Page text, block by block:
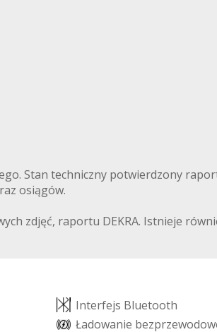
Stan techniczny potwierdzony
osiągów.
zdjęć, raportu DEKRA. Istnieje
Interfejs Bluetooth
Ładowanie bezprzewodow